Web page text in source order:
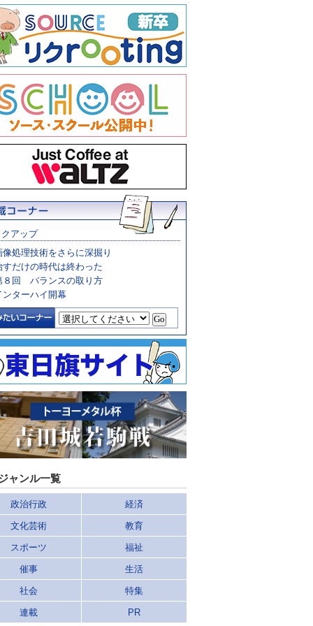
アップ
像処理技術をさらに深掘り
すだけの時代は終わった
８回 バランスの取り方
ンターハイ開幕
ャンル一覧
政治行政 経済
文化芸術 教育
スポーツ 福祉
催事 生活
社会 特集
連載 PR